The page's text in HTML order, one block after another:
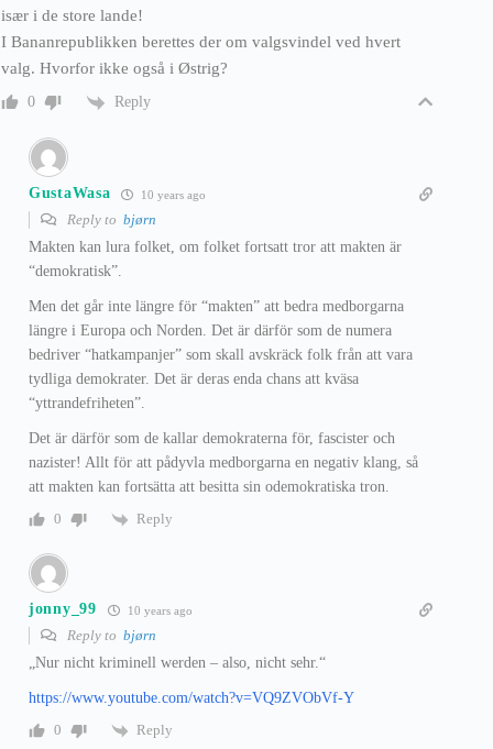
især i de store lande!
I Bananrepublikken berettes der om valgsvindel ved hvert
valg. Hvorfor ikke også i Østrig?
0 Reply
GustaWasa 10 years ago
Reply to bjørn
Makten kan lura folket, om folket fortsatt tror att makten är
“demokratisk”.
Men det går inte längre för “makten” att bedra medborgarna
längre i Europa och Norden. Det är därför som de numera
bedriver “hatkampanjer” som skall avskräck folk från att vara
tydliga demokrater. Det är deras enda chans att kväsa
“yttrandefriheten”.
Det är därför som de kallar demokraterna för, fascister och
nazister! Allt för att pådyvla medborgarna en negativ klang, så
att makten kan fortsätta att besitta sin odemokratiska tron.
0
Reply
jonny_99 10 years ago
Reply to bjørn
„Nur nicht kriminell werden – also, nicht sehr.“
https://www.youtube.com/watch?v=VQ9ZVObVf-Y
0
Reply